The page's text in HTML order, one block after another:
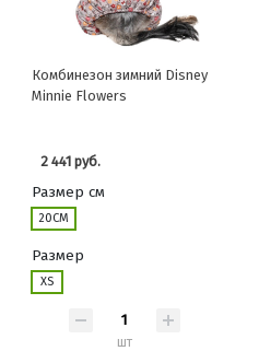
Комбинезон зимний Disney
Minnie Flowers
2 441 руб.
Размер см
20СМ
Размер
XS
шт